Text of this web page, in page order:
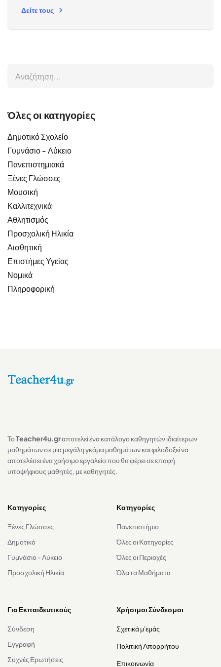
Δείτε τους
Όλες οι κατηγορίες
Δημοτικό Σχολείο
Γυμνάσιο - Λύκειο
Πανεπιστημιακά
Ξένες Γλώσσες
Μουσική
Καλλιτεχνικά
Αθλητισμός
Προσχολική Ηλικία
Αισθητική
Επιστήμες Υγείας
Νομικά
Πληροφορική
ΤοTeacher4u.grαποτελεί ένα κατάλογο καθηγητών ιδιαίτερων
μαθημάτων σε μια μεγάλη γκάμα μαθημάτων και φιλοδοξεί να
αποτελέσει ένα χρήσιμο εργαλείο που θα φέρει σε επαφή
υποψήφιους μαθητές, με καθηγητές.
Κατηγορίες
Ξένες Γλώσσες
Δημοτικό
Γυμνάσιο - Λύκειο
Προσχολική Ηλικία
Κατηγορίες
Πανεπιστήμιο
Όλες οι Κατηγορίες
Όλες οι Περιοχές
Όλα τα Μαθήματα
Για Εκπαιδευτικούς
Σύνδεση
Εγγραφή
Συχνές Ερωτήσεις
Χρήσιμοι Σύνδεσμοι
Σχετικά μ'εμάς
Πολιτική Απορρήτου
Επικοινωνία